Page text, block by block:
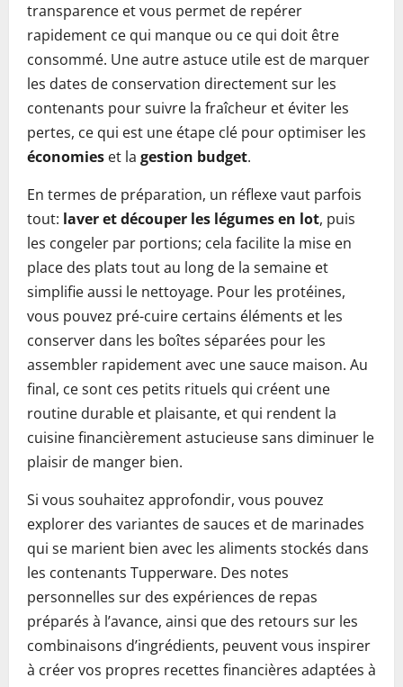
transparence et vous permet de repérer
rapidement ce qui manque ou ce qui doit être
consommé. Une autre astuce utile est de marquer
les dates de conservation directement sur les
contenants pour suivre la fraîcheur et éviter les
pertes, ce qui est une étape clé pour optimiser les
économies et la gestion budget.
En termes de préparation, un réflexe vaut parfois
tout: laver et découper les légumes en lot, puis
les congeler par portions; cela facilite la mise en
place des plats tout au long de la semaine et
simplifie aussi le nettoyage. Pour les protéines,
vous pouvez pré-cuire certains éléments et les
conserver dans les boîtes séparées pour les
assembler rapidement avec une sauce maison. Au
final, ce sont ces petits rituels qui créent une
routine durable et plaisante, et qui rendent la
cuisine financièrement astucieuse sans diminuer le
plaisir de manger bien.
Si vous souhaitez approfondir, vous pouvez
explorer des variantes de sauces et de marinades
qui se marient bien avec les aliments stockés dans
les contenants Tupperware. Des notes
personnelles sur des expériences de repas
préparés à l’avance, ainsi que des retours sur les
combinaisons d’ingrédients, peuvent vous inspirer
à créer vos propres recettes financières adaptées à